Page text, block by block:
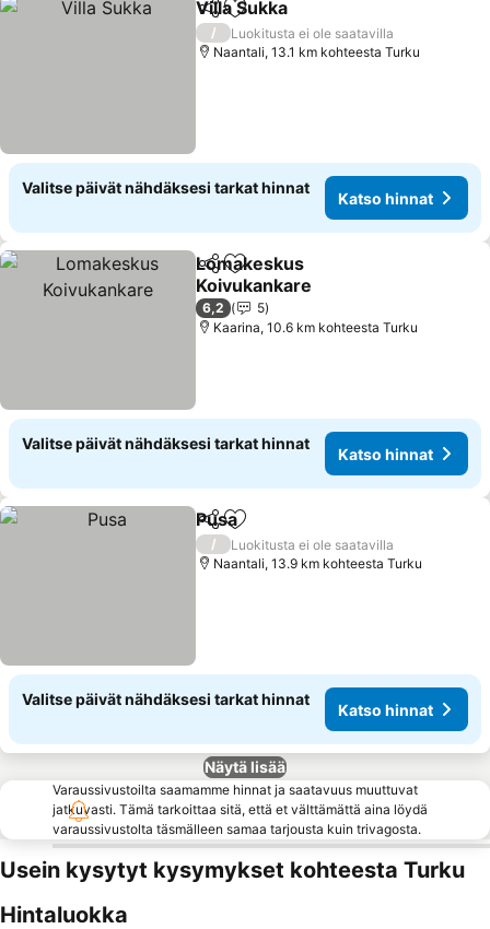
Jaa Lisää suosikkeihin
Villa Sukka
/
Luokitusta ei ole saatavilla
Naantali, 13.1 km kohteesta Turku
Valitse päivät nähdäksesi tarkat hinnat
Katso hinnat
Jaa Lisää suosikkeihin
Lomakeskus
Koivukankare
Katso hinnat
6,2
5
Kaarina, 10.6 km kohteesta Turku
Valitse päivät nähdäksesi tarkat hinnat
Katso hinnat
Jaa Lisää suosikkeihin
Pusa
/
Luokitusta ei ole saatavilla
Naantali, 13.9 km kohteesta Turku
Valitse päivät nähdäksesi tarkat hinnat
Katso hinnat
Näytä lisää
Varaussivustoilta saamamme hinnat ja saatavuus muuttuvat
jatkuvasti. Tämä tarkoittaa sitä, että et välttämättä aina löydä
varaussivustolta täsmälleen samaa tarjousta kuin trivagosta.
Usein kysytyt kysymykset kohteesta Turku
Hintaluokka